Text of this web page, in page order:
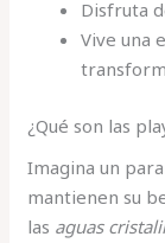
Disfruta
Vive una
¿Qué son las
Imagina un
mantienen su
las aguas